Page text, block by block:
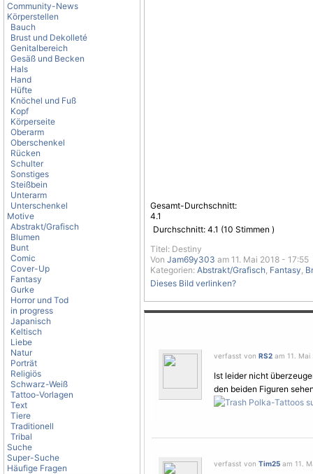
Community-News
Körperstellen
Bauch
Brust und Dekolleté
Genitalbereich
Gesäß und Becken
Hals
Hand
Hüfte
Knöchel und Fuß
Kopf
Körperseite
Oberarm
Oberschenkel
Rücken
Schulter
Sonstiges
Steißbein
Unterarm
Unterschenkel
Motive
Abstrakt/Grafisch
Blumen
Bunt
Comic
Cover-Up
Fantasy
Gurke
Horror und Tod
in progress
Japanisch
Keltisch
Liebe
Natur
Porträt
Religiös
Schwarz-Weiß
Tattoo-Vorlagen
Text
Tiere
Traditionell
Tribal
Suche
Super-Suche
Häufige Fragen
Gesamt-Durchschnitt:
4.1
Durchschnitt: 4.1 (10 Stimmen )
Titel: Destiny
Von Jam69y303 am 11. Mai 2018 - 17:55
Kategorien: Abstrakt/Grafisch, Fantasy,
Dieses Bild verlinken?
verfasst von RS2 am 11.
Ist leider nicht
den beiden Figuren
verfasst von Tim25 am 11.